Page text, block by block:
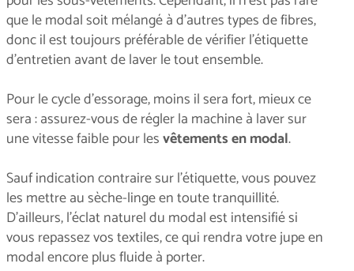
que le modal soit mélangé à d'autres types de fibres,
donc il est toujours préférable de vérifier l'étiquette
d’entretien avant de laver le tout ensemble.
Pour le cycle d'essorage, moins il sera fort, mieux ce
sera : assurez-vous de régler la machine à laver sur
une vitesse faible pour lesvêtements en modal.
Sauf indication contraire sur l'étiquette, vous pouvez
les mettre au sèche-linge en toute tranquillité.
D'ailleurs, l’éclat naturel du modal est intensifié si
vous repassez vos textiles, ce qui rendra votre jupe en
modal encore plus fluide à porter.